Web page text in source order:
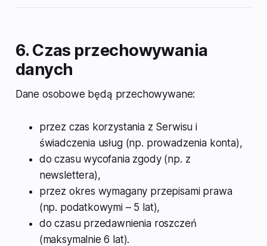
6. Czas przechowywania
danych
Dane osobowe będą przechowywane:
przez czas korzystania z Serwisu i
świadczenia usług (np. prowadzenia konta),
do czasu wycofania zgody (np. z
newslettera),
przez okres wymagany przepisami prawa
(np. podatkowymi – 5 lat),
do czasu przedawnienia roszczeń
(maksymalnie 6 lat).